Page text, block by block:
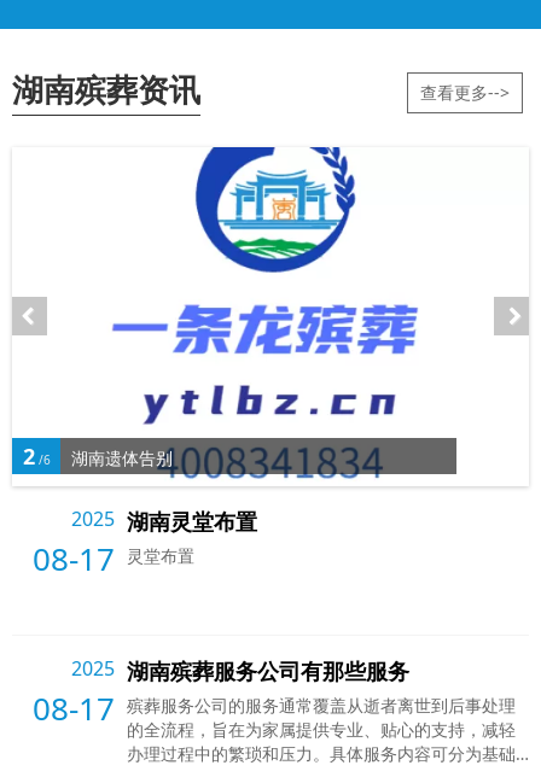
湖南殡葬资讯 查看更多-->
2/6 湖南遗体告别
2025
08-17
湖南灵堂布置
灵堂布置
2025
08-17
湖南殡葬服务公司有那些服务
殡葬服务公司的服务通常覆盖从逝者离世到后事处理
的全流程，旨在为家属提供专业、贴心的支持，减轻
办理过程中的繁琐和压力。具体服务内容可分为基础